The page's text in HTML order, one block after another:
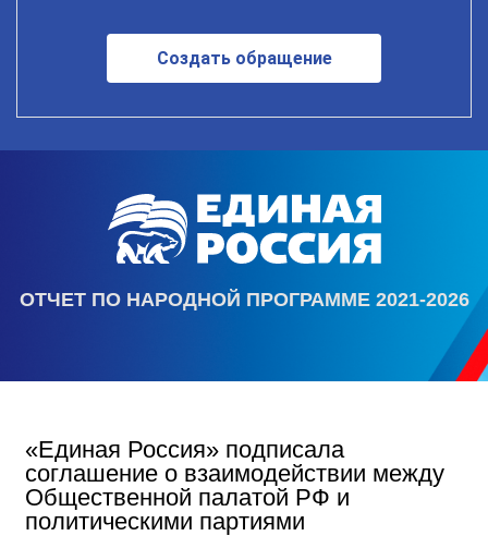
Создать обращение
ОТЧЕТ ПО НАРОДНОЙ ПРОГРАММЕ 2021-2026
«Единая Россия» подписала
соглашение о взаимодействии между
Общественной палатой РФ и
политическими партиями